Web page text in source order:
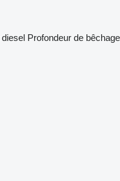
diesel Profondeur de bêchage